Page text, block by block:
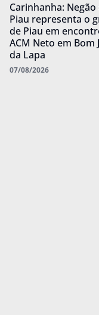
Carinhanha: Negão
Piau representa o
de Piau em
ACM Neto em Bom
da Lapa
07/08/2026